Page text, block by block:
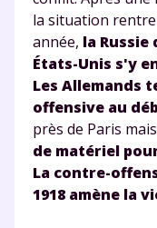
la situation
année, la
États-Unis s'y
Les Allemands
offensive au
près de Paris mais
de matériel
La contre-
1918 amène la